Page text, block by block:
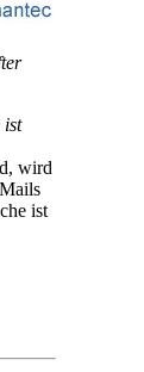
ist
wird
ist